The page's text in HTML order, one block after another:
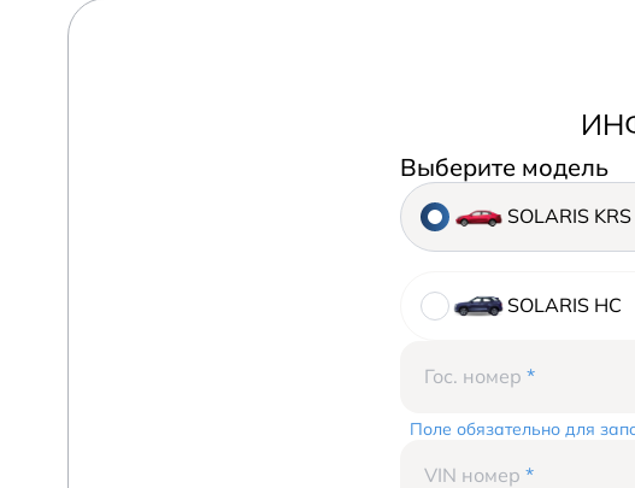
Выберите модель
SOLARIS KRS
SOLARIS HC
Гос. номер *
Поле обязательно для
VIN номер *